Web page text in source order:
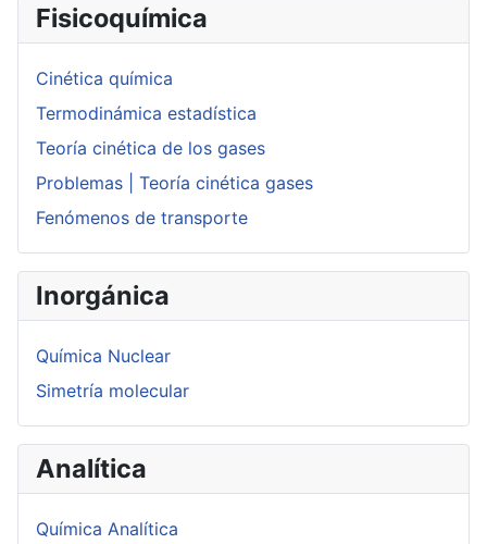
Fisicoquímica
Cinética química
Termodinámica estadística
Teoría cinética de los gases
Problemas | Teoría cinética gases
Fenómenos de transporte
Inorgánica
Química Nuclear
Simetría molecular
Analítica
Química Analítica